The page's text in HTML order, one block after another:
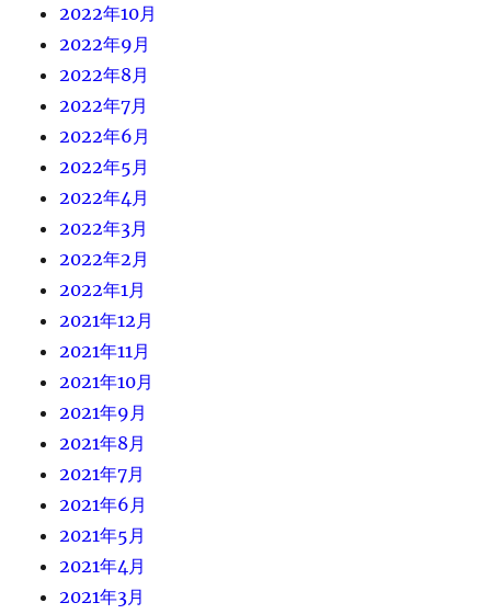
2022年10月
2022年9月
2022年8月
2022年7月
2022年6月
2022年5月
2022年4月
2022年3月
2022年2月
2022年1月
2021年12月
2021年11月
2021年10月
2021年9月
2021年8月
2021年7月
2021年6月
2021年5月
2021年4月
2021年3月